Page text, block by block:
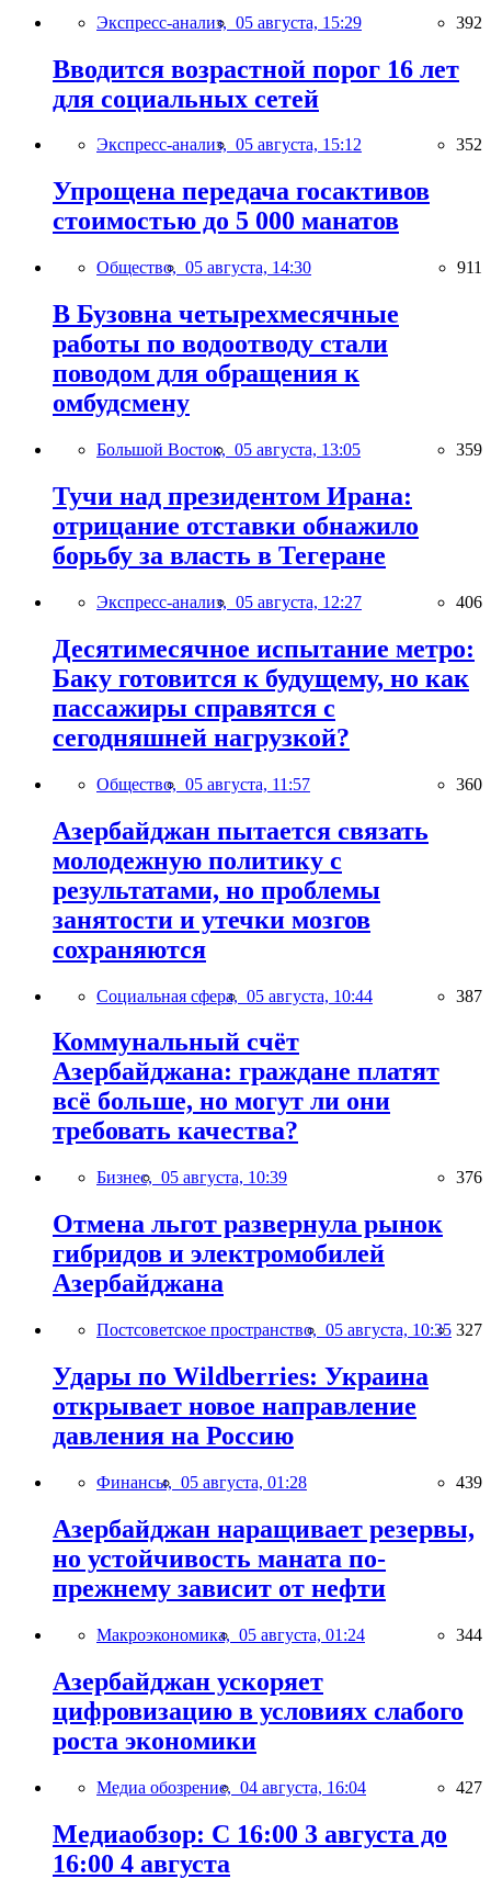
Экспресс-анализ, 05 августа, 15:29 392
Вводится возрастной порог 16 лет
для социальных сетей
Экспресс-анализ, 05 августа, 15:12 352
Упрощена передача госактивов
стоимостью до 5 000 манатов
Общество, 05 августа, 14:30 911
В Бузовна четырехмесячные
работы по водоотводу стали
поводом для обращения к
омбудсмену
Большой Восток, 05 августа, 13:05 359
Тучи над президентом Ирана:
отрицание отставки обнажило
борьбу за власть в Тегеране
Экспресс-анализ, 05 августа, 12:27 406
Десятимесячное испытание метро:
Баку готовится к будущему, но как
пассажиры справятся с
сегодняшней нагрузкой?
Общество, 05 августа, 11:57 360
Азербайджан пытается связать
молодежную политику с
результатами, но проблемы
занятости и утечки мозгов
сохраняются
Социальная сфера, 05 августа, 10:44 387
Коммунальный счёт
Азербайджана: граждане платят
всё больше, но могут ли они
требовать качества?
Бизнес, 05 августа, 10:39 376
Отмена льгот развернула рынок
гибридов и электромобилей
Азербайджана
Постсоветское пространство, 05 августа, 10:35 327
Удары по Wildberries: Украина
открывает новое направление
давления на Россию
Финансы, 05 августа, 01:28 439
Азербайджан наращивает резервы,
но устойчивость маната по-
прежнему зависит от нефти
Макроэкономика, 05 августа, 01:24 344
Азербайджан ускоряет
цифровизацию в условиях слабого
роста экономики
Медиа обозрение, 04 августа, 16:04 427
Медиаобзор: С 16:00 3 августа до
16:00 4 августа